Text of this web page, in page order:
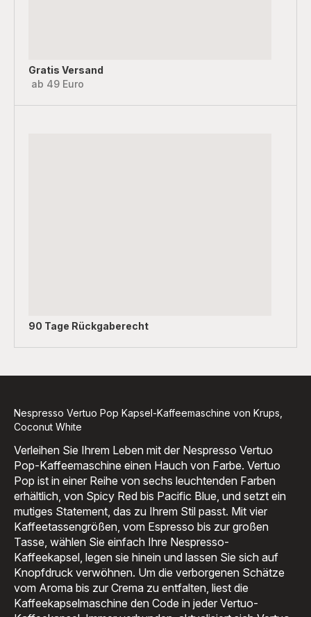
Gratis Versand
ab 49 Euro
90 Tage Rückgaberecht
Nespresso Vertuo Pop Kapsel-Kaffeemaschine von Krups,
Coconut White
Verleihen Sie Ihrem Leben mit der Nespresso Vertuo
Pop-Kaffeemaschine einen Hauch von Farbe. Vertuo
Pop ist in einer Reihe von sechs leuchtenden Farben
erhältlich, von Spicy Red bis Pacific Blue, und setzt ein
mutiges Statement, das zu Ihrem Stil passt. Mit vier
Kaffeetassengrößen, vom Espresso bis zur großen
Tasse, wählen Sie einfach Ihre Nespresso-
Kaffeekapsel, legen sie hinein und lassen Sie sich auf
Knopfdruck verwöhnen. Um die verborgenen Schätze
vom Aroma bis zur Crema zu entfalten, liest die
Kaffeekapselmaschine den Code in jeder Vertuo-